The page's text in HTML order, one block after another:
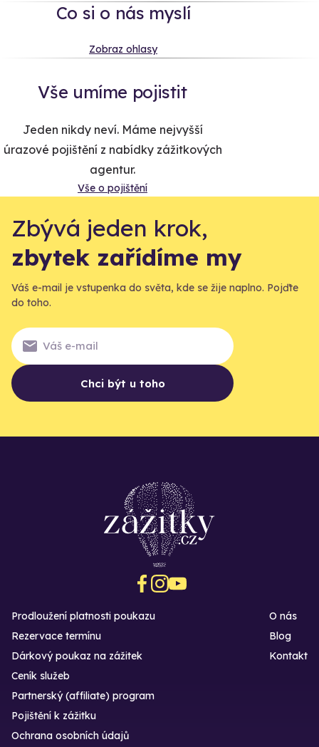
Co si o nás myslí
Zobraz ohlasy
Vše umíme pojistit
Jeden nikdy neví. Máme nejvyšší
úrazové pojištění z nabídky zážitkových
agentur.
Vše o pojištění
Zbývá jeden krok,
zbytek zařídíme my
Váš e-mail je vstupenka do světa, kde se žije naplno. Pojďte
do toho.
Chci být u toho
Prodloužení platnosti poukazu
Rezervace termínu
Dárkový poukaz na zážitek
O nás
Blog
Kontakt
Ceník služeb
Partnerský (affiliate) program
Pojištění k zážitku
Ochrana osobních údajů